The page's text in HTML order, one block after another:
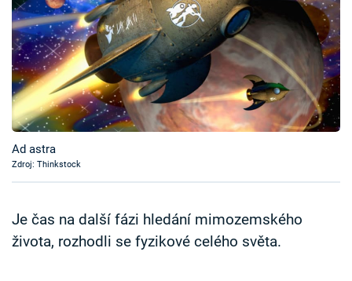
Pořady
TV Program
Časopis
Sledujte prima+
Sledujte nás
Ad astra
Zdroj: Thinkstock
Je čas na další fázi hledání mimozemského
života, rozhodli se fyzikové celého světa.